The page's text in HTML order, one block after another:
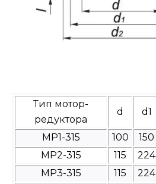
Тип мотор-
редуктора
d d1
МР1-315 100 150
МР2-315
115 224
МР3-315
115 224